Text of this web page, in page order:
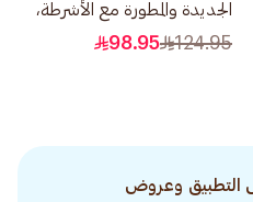
الجديدة والمطورة مع الأشرطة،
مقاس 5، 11-16 56قطعة
124.95
98.95
التطبيق وعروض